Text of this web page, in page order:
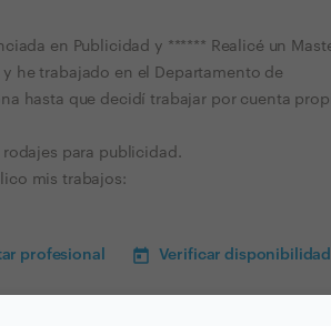
en Publicidad y ****** Realicé un
he trabajado en el Departamento de
hasta que decidí trabajar por cuenta
para publicidad.
mis trabajos:
profesional Verificar disponibilidad